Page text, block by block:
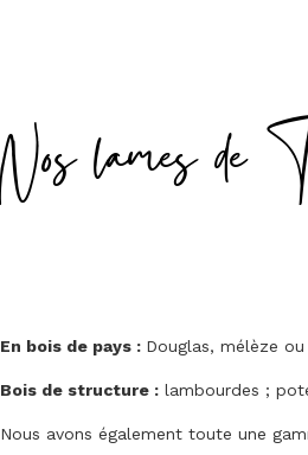
Nos lames de
En bois de pays : Douglas, mélèze
Bois de structure : lambourdes ;
Nous avons également toute une